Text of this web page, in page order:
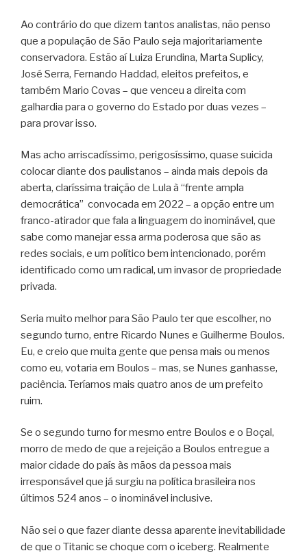
Ao contrário do que dizem tantos analistas, não penso
que a população de São Paulo seja majoritariamente
conservadora. Estão aí Luiza Erundina, Marta Suplicy,
José Serra, Fernando Haddad, eleitos prefeitos, e
também Mario Covas – que venceu a direita com
galhardia para o governo do Estado por duas vezes –
para provar isso.
Mas acho arriscadíssimo, perigosíssimo, quase suicida
colocar diante dos paulistanos – ainda mais depois da
aberta, claríssima traição de Lula à “frente ampla
democrática” convocada em 2022 – a opção entre um
franco-atirador que fala a linguagem do inominável, que
sabe como manejar essa arma poderosa que são as
redes sociais, e um político bem intencionado, porém
identificado como um radical, um invasor de propriedade
privada.
Seria muito melhor para São Paulo ter que escolher, no
segundo turno, entre Ricardo Nunes e Guilherme Boulos.
Eu, e creio que muita gente que pensa mais ou menos
como eu, votaria em Boulos – mas, se Nunes ganhasse,
paciência. Teríamos mais quatro anos de um prefeito
ruim.
Se o segundo turno for mesmo entre Boulos e o Boçal,
morro de medo de que a rejeição a Boulos entregue a
maior cidade do país às mãos da pessoa mais
irresponsável que já surgiu na política brasileira nos
últimos 524 anos – o inominável inclusive.
Não sei o que fazer diante dessa aparente inevitabilidade
de que o Titanic se choque com o iceberg. Realmente